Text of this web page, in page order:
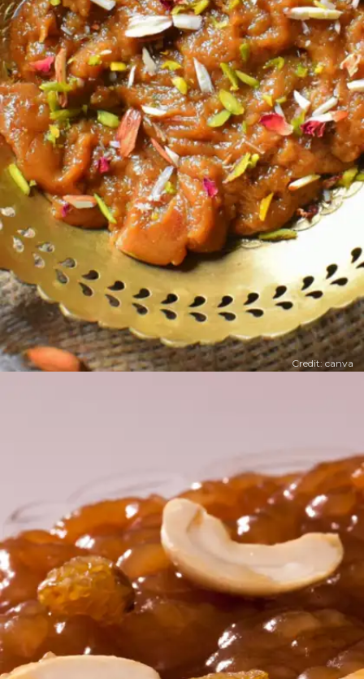
​राजगिरा का हलवा ​
राजगिरा का हलवा लोग व्रत में भी खाते हैं। ये टेस्ट में भी बेस्ट
Credit: canva